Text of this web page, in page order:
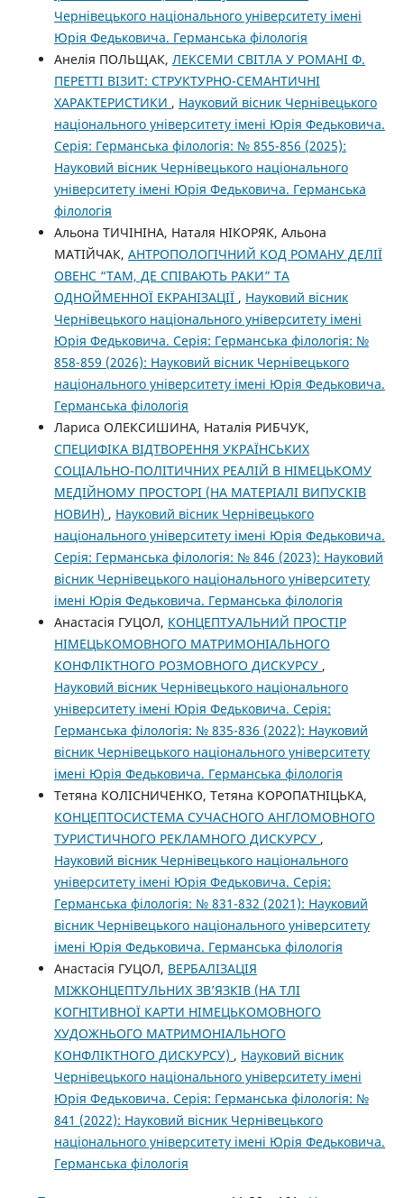
Чернівецького національного університету імені
Юрія Федьковича. Германська філологія
Анелія ПОЛЬЩАК, ЛЕКСЕМИ СВІТЛА У РОМАНІ Ф.
ПЕРЕТТІ ВІЗИТ: СТРУКТУРНО-СЕМАНТИЧНІ
ХАРАКТЕРИСТИКИ , Науковий вісник Чернівецького
національного університету імені Юрія Федьковича.
Серія: Германська філологія: № 855-856 (2025):
Науковий вісник Чернівецького національного
університету імені Юрія Федьковича. Германська
філологія
Альона ТИЧІНІНА, Наталя НІКОРЯК, Альона
МАТІЙЧАК, АНТРОПОЛОГІЧНИЙ КОД РОМАНУ ДЕЛІЇ
ОВЕНС “ТАМ, ДЕ СПІВАЮТЬ РАКИ” ТА
ОДНОЙМЕННОЇ ЕКРАНІЗАЦІЇ , Науковий вісник
Чернівецького національного університету імені
Юрія Федьковича. Серія: Германська філологія: №
858-859 (2026): Науковий вісник Чернівецького
національного університету імені Юрія Федьковича.
Германська філологія
Лариса ОЛЕКСИШИНА, Наталія РИБЧУК,
СПЕЦИФІКА ВІДТВОРЕННЯ УКРАЇНСЬКИХ
СОЦІАЛЬНО-ПОЛІТИЧНИХ РЕАЛІЙ В НІМЕЦЬКОМУ
МЕДІЙНОМУ ПРОСТОРІ (НА МАТЕРІАЛІ ВИПУСКІВ
НОВИН) , Науковий вісник Чернівецького
національного університету імені Юрія Федьковича.
Серія: Германська філологія: № 846 (2023): Науковий
вісник Чернівецького національного університету
імені Юрія Федьковича. Германська філологія
Анастасія ГУЦОЛ, КОНЦЕПТУАЛЬНИЙ ПРОСТІР
НІМЕЦЬКОМОВНОГО МАТРИМОНІАЛЬНОГО
КОНФЛІКТНОГО РОЗМОВНОГО ДИСКУРСУ ,
Науковий вісник Чернівецького національного
університету імені Юрія Федьковича. Серія:
Германська філологія: № 835-836 (2022): Науковий
вісник Чернівецького національного університету
імені Юрія Федьковича. Германська філологія
Тетяна КОЛІСНИЧЕНКО, Тетяна КОРОПАТНІЦЬКА,
КОНЦЕПТОСИСТЕМА СУЧАСНОГО АНГЛОМОВНОГО
ТУРИСТИЧНОГО РЕКЛАМНОГО ДИСКУРСУ ,
Науковий вісник Чернівецького національного
університету імені Юрія Федьковича. Серія:
Германська філологія: № 831-832 (2021): Науковий
вісник Чернівецького національного університету
імені Юрія Федьковича. Германська філологія
Анастасія ГУЦОЛ, ВЕРБАЛІЗАЦІЯ
МІЖКОНЦЕПТУЛЬНИХ ЗВ’ЯЗКІВ (НА ТЛІ
КОГНІТИВНОЇ КАРТИ НІМЕЦЬКОМОВНОГО
ХУДОЖНЬОГО МАТРИМОНІАЛЬНОГО
КОНФЛІКТНОГО ДИСКУРСУ) , Науковий вісник
Чернівецького національного університету імені
Юрія Федьковича. Серія: Германська філологія: №
841 (2022): Науковий вісник Чернівецького
національного університету імені Юрія Федьковича.
Германська філологія